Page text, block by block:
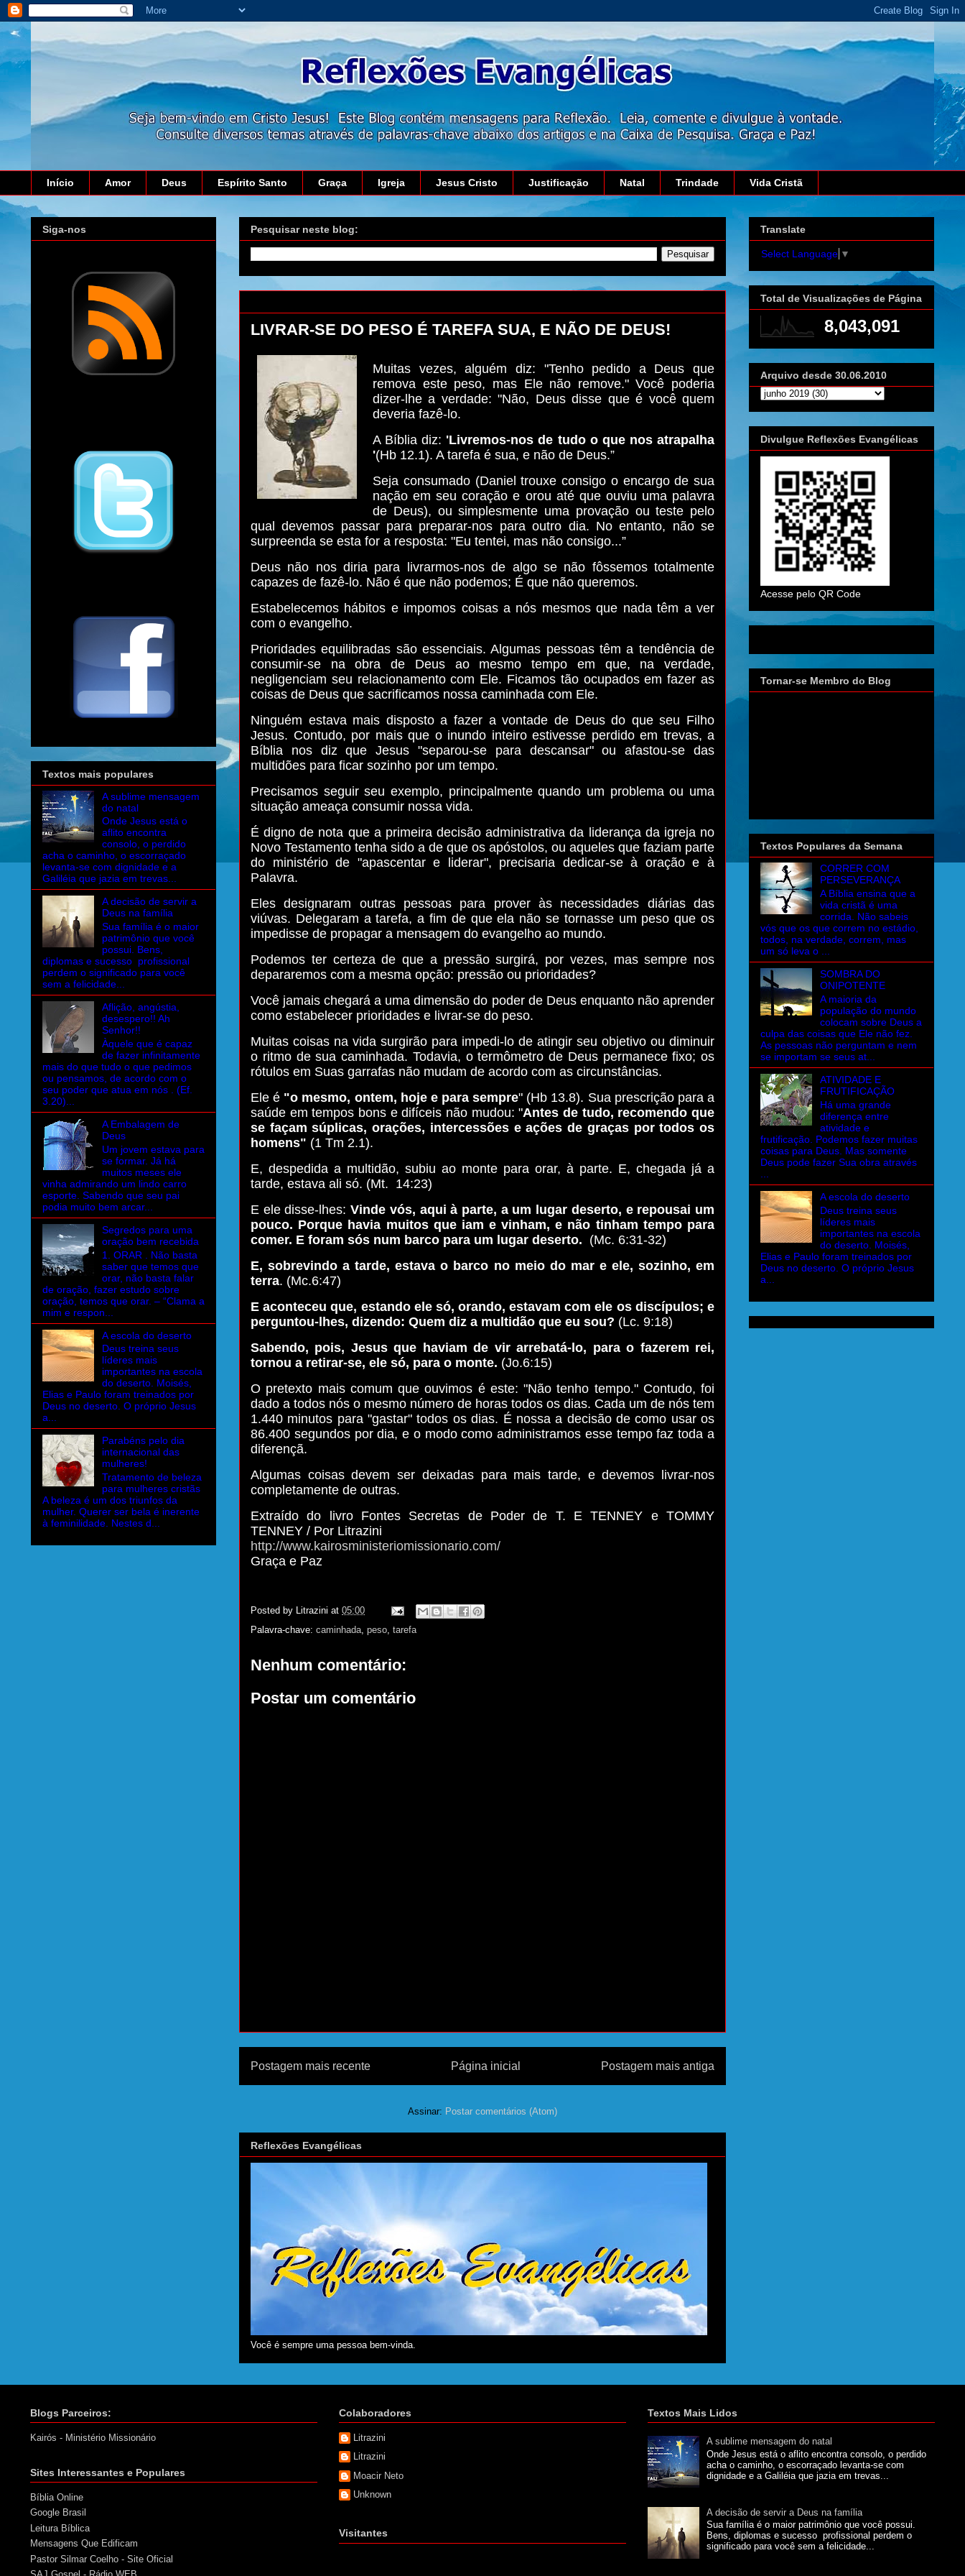
Início Amor Deus Espírito Santo Graça Igreja Jesus Cristo Justificação Natal Trindade Vida Cristã
Pesquisar neste blog:
LIVRAR-SE DO PESO É TAREFA SUA, E NÃO DE DEUS!
Muitas vezes, alguém diz: "Tenho pedido a Deus que
remova este peso, mas Ele não remove." Você poderia
dizer-lhe a verdade: "Não, Deus disse que é você quem
deveria fazê-lo.
A Bíblia diz: 'Livremos-nos de tudo o que nos atrapalha
'(Hb 12.1). A tarefa é sua, e não de Deus.”
Seja consumado (Daniel trouxe consigo o encargo de sua
nação em seu coração e orou até que ouviu uma palavra
de Deus), ou simplesmente uma provação ou teste pelo
qual devemos passar para preparar-nos para outro dia. No entanto, não se
surpreenda se esta for a resposta: "Eu tentei, mas não consigo...”
Deus não nos diria para livrarmos-nos de algo se não fôssemos totalmente
capazes de fazê-lo. Não é que não podemos; É que não queremos.
Estabelecemos hábitos e impomos coisas a nós mesmos que nada têm a ver
com o evangelho.
Prioridades equilibradas são essenciais. Algumas pessoas têm a tendência de
consumir-se na obra de Deus ao mesmo tempo em que, na verdade,
negligenciam seu relacionamento com Ele. Ficamos tão ocupados em fazer as
coisas de Deus que sacrificamos nossa caminhada com Ele.
Ninguém estava mais disposto a fazer a vontade de Deus do que seu Filho
Jesus. Contudo, por mais que o inundo inteiro estivesse perdido em trevas, a
Bíblia nos diz que Jesus "separou-se para descansar" ou afastou-se das
multidões para ficar sozinho por um tempo.
Precisamos seguir seu exemplo, principalmente quando um problema ou uma
situação ameaça consumir nossa vida.
É digno de nota que a primeira decisão administrativa da liderança da igreja no
Novo Testamento tenha sido a de que os apóstolos, ou aqueles que faziam parte
do ministério de "apascentar e liderar", precisaria dedicar-se à oração e à
Palavra.
Eles designaram outras pessoas para prover às necessidades diárias das
viúvas. Delegaram a tarefa, a fim de que ela não se tornasse um peso que os
impedisse de propagar a mensagem do evangelho ao mundo.
Podemos ter certeza de que a pressão surgirá, por vezes, mas sempre nos
depararemos com a mesma opção: pressão ou prioridades?
Você jamais chegará a uma dimensão do poder de Deus enquanto não aprender
como estabelecer prioridades e livrar-se do peso.
Muitas coisas na vida surgirão para impedi-lo de atingir seu objetivo ou diminuir
o ritmo de sua caminhada. Todavia, o termômetro de Deus permanece fixo; os
rótulos em Suas garrafas não mudam de acordo com as circunstâncias.
Ele é "o mesmo, ontem, hoje e para sempre" (Hb 13.8). Sua prescrição para a
saúde em tempos bons e difíceis não mudou: "Antes de tudo, recomendo que
se façam súplicas, orações, intercessões e ações de graças por todos os
homens" (1 Tm 2.1).
E, despedida a multidão, subiu ao monte para orar, à parte. E, chegada já a
tarde, estava ali só. (Mt. 14:23)
E ele disse-lhes:Vinde vós, aqui à parte, a um lugar deserto, e repousai um
pouco. Porque havia muitos que iam e vinham, e não tinham tempo para
comer. E foram sós num barco para um lugar deserto. (Mc. 6:31-32)
E, sobrevindo a tarde, estava o barco no meio do mar e ele, sozinho, em
terra. (Mc.6:47)
E aconteceu que, estando ele só, orando, estavam com ele os discípulos; e
perguntou-lhes, dizendo: Quem diz a multidão que eu sou? (Lc. 9:18)
Sabendo, pois, Jesus que haviam de vir arrebatá-lo, para o fazerem rei,
tornou a retirar-se, ele só, para o monte. (Jo.6:15)
O pretexto mais comum que ouvimos é este: "Não tenho tempo." Contudo, foi
dado a todos nós o mesmo número de horas todos os dias. Cada um de nós tem
1.440 minutos para "gastar" todos os dias. É nossa a decisão de como usar os
86.400 segundos por dia, e o modo como administramos esse tempo faz toda a
diferençã.
Algumas coisas devem ser deixadas para mais tarde, e devemos livrar-nos
completamente de outras.
Extraído do livro Fontes Secretas de Poder de T. E TENNEY e TOMMY
TENNEY / Por Litrazini
http://www.kairosministeriomissionario.com/
Graça e Paz
Posted by Litrazini at 05:00
Palavra-chave: caminhada, peso, tarefa
Nenhum comentário:
Postar um comentário
Postagem mais recente Postagem mais antiga
Página inicial
Assinar: Postar comentários (Atom)
Reflexões Evangélicas
Você é sempre uma pessoa bem-vinda.
Siga-nos
Textos mais populares
A sublime mensagem
do natal
Onde Jesus está o
aflito encontra
consolo, o perdido
acha o caminho, o escorraçado
levanta-se com dignidade e a
Galiléia que jazia em trevas...
A decisão de servir a
Deus na família
Sua família é o maior
patrimônio que você
possui. Bens,
diplomas e sucesso profissional
perdem o significado para você
sem a felicidade...
Aflição, angústia,
desespero!! Ah
Senhor!!
Àquele que é capaz
de fazer infinitamente
mais do que tudo o que pedimos
ou pensamos, de acordo com o
seu poder que atua em nós . (Ef.
3.20)...
A Embalagem de
Deus
Um jovem estava para
se formar. Já há
muitos meses ele
vinha admirando um lindo carro
esporte. Sabendo que seu pai
podia muito bem arcar...
Segredos para uma
oração bem recebida
1. ORAR . Não basta
saber que temos que
orar, não basta falar
de oração, fazer estudo sobre
oração, temos que orar. – “Clama a
mim e respon...
A escola do deserto
Deus treina seus
líderes mais
importantes na escola
do deserto. Moisés,
Elias e Paulo foram treinados por
Deus no deserto. O próprio Jesus
a...
Parabéns pelo dia
internacional das
mulheres!
Tratamento de beleza
para mulheres cristãs
A beleza é um dos triunfos da
mulher. Querer ser bela é inerente
à feminilidade. Nestes d...
Translate
Select Language ▼
Total de Visualizações de Página
8,043,091
Arquivo desde 30.06.2010
Divulgue Reflexões Evangélicas
Acesse pelo QR Code
Tornar-se Membro do Blog
Textos Populares da Semana
CORRER COM
PERSEVERANÇA
A Bíblia ensina que a
vida cristã é uma
corrida. Não sabeis
vós que os que correm no estádio,
todos, na verdade, correm, mas
um só leva o ...
SOMBRA DO
ONIPOTENTE
A maioria da
população do mundo
colocam sobre Deus a
culpa das coisas que Ele não fez.
As pessoas não perguntam e nem
se importam se seus at...
ATIVIDADE E
FRUTIFICAÇÃO
Há uma grande
diferença entre
atividade e
frutificação. Podemos fazer muitas
coisas para Deus. Mas somente
Deus pode fazer Sua obra através
A escola do deserto
Deus treina seus
líderes mais
importantes na escola
do deserto. Moisés,
Elias e Paulo foram treinados por
Deus no deserto. O próprio Jesus
a...
Blogs Parceiros:
Kairós - Ministério Missionário
Sites Interessantes e Populares
Bíblia Online
Google Brasil
Leitura Bíblica
Mensagens Que Edificam
Pastor Silmar Coelho - Site Oficial
Colaboradores
Litrazini
Litrazini
Moacir Neto
Unknown
Visitantes
Textos Mais Lidos
A sublime mensagem do natal
Onde Jesus está o aflito encontra consolo, o perdido
acha o caminho, o escorraçado levanta-se com
dignidade e a Galiléia que jazia em trevas...
A decisão de servir a Deus na família
Sua família é o maior patrimônio que você possui.
Bens, diplomas e sucesso profissional perdem o
significado para você sem a felicidade...